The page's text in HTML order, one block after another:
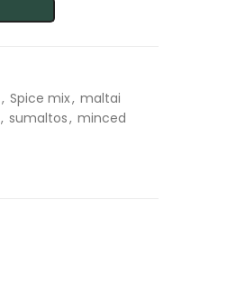
, Spice mix, maltai
, sumaltos, minced